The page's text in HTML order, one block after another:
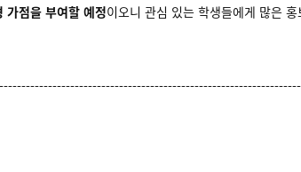
가점을 부여할 예정이오니 관심 있는 학생들에게 많은